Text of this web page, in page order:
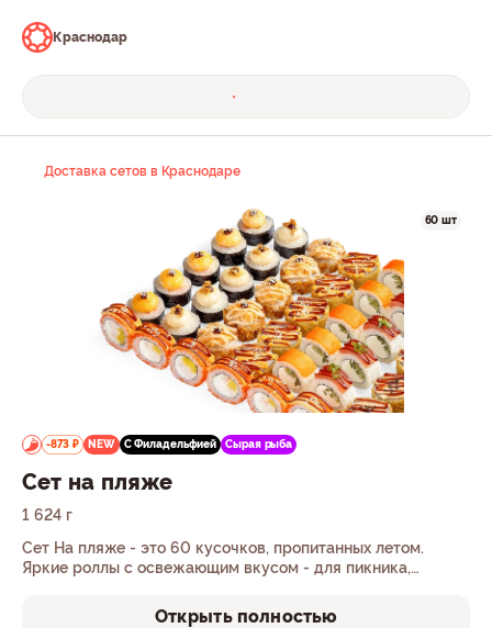
Краснодар
Доставка сетов в Краснодаре
60 шт
-873 ₽ NEW С Филадельфией Сырая рыба
Сет на пляже
1 624 г
Сет На пляже - это 60 кусочков, пропитанных летом.
Яркие роллы с освежающим вкусом - для пикника,
Открыть полностью